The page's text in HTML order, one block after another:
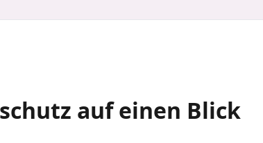
auf einen Blick